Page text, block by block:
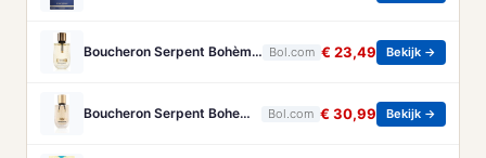
Boucheron Serpent Bohème Eau de Parfum 50 ml Bol.com € 23,49 Bekijk →
Boucheron Serpent Boheme Eau de parfum spray 30 ml Bol.com € 30,99 Bekijk →